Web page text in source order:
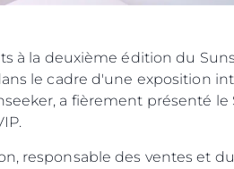
à la deuxième édition du
le cadre d'une exposition
a fièrement présenté
responsable des ventes et